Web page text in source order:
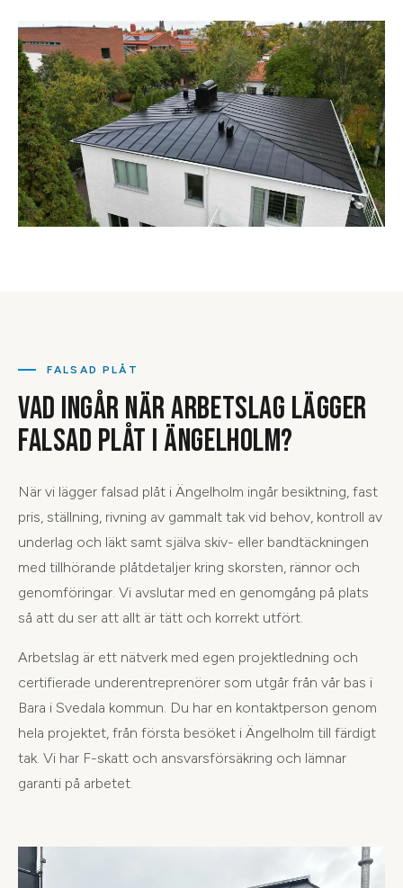
FALSAD PLÅT
VAD INGÅR NÄR ARBETSLAG LÄGGER
FALSAD PLÅT I ÄNGELHOLM?
När vi lägger falsad plåt i Ängelholm ingår besiktning, fast
pris, ställning, rivning av gammalt tak vid behov, kontroll av
underlag och läkt samt själva skiv- eller bandtäckningen
med tillhörande plåtdetaljer kring skorsten, rännor och
genomföringar. Vi avslutar med en genomgång på plats
så att du ser att allt är tätt och korrekt utfört.
Arbetslag är ett nätverk med egen projektledning och
certifierade underentreprenörer som utgår från vår bas i
Bara i Svedala kommun. Du har en kontaktperson genom
hela projektet, från första besöket i Ängelholm till färdigt
tak. Vi har F-skatt och ansvarsförsäkring och lämnar
garanti på arbetet.